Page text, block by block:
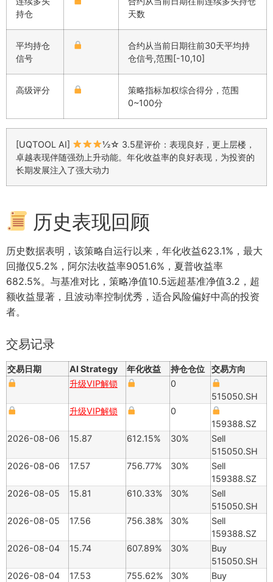
持仓
天数
平均持仓
信号
合约从当前日期往前30天平均持
仓信号,范围[-10,10]
高级评分
策略指标加权综合得分，范围
0~100分
[UQTOOL AI]
½☆ 3.5星评价：表现良好，更上层楼，
卓越表现伴随强劲上升动能。年化收益率的良好表现，为投资的
长期发展注入了强大动力
历史表现回顾
历史数据表明，该策略自运行以来，年化收益623.1%，最大
回撤仅5.2%，阿尔法收益率9051.6%，夏普收益率
682.5%。与基准对比，策略净值10.5远超基准净值3.2，超
额收益显著，且波动率控制优秀，适合风险偏好中高的投资
者。
交易记录
交易日期 AI Strategy 年化收益 持仓仓位
交易方向
升级VIP解锁
0
515050.SH
升级VIP解锁
0
159388.SZ
2026-08-06
15.87 612.15% 30%
Sell
515050.SH
2026-08-06
17.57 756.77% 30%
Sell
159388.SZ
2026-08-05
15.81 610.33% 30%
Sell
515050.SH
2026-08-05
17.56 756.38% 30%
Sell
159388.SZ
2026-08-04
15.74 607.89% 30%
Buy
515050.SH
2026-08-04
17.53 755.62% 30%
Buy